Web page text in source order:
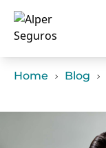
Home Blog